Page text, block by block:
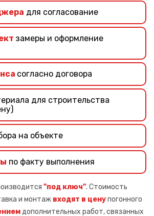
для согласование
замеры и оформление
согласно договора
для строительства
на объекте
по факту выполнения
"под ключ". Стоимость
и монтаж входят в ценупогонного
дополнительных работ, связанных